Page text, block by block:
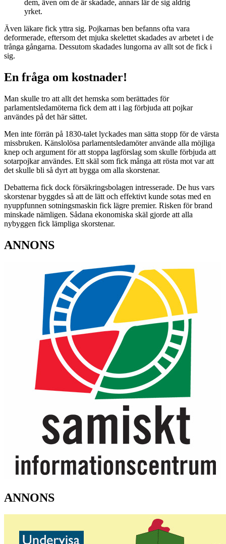
dem, även om de är skadade, annars lär de sig aldrig
yrket.
Även läkare fick yttra sig. Pojkarnas ben befanns ofta vara
deformerade, eftersom det mjuka skelettet skadades av arbetet i de
trånga gångarna. Dessutom skadades lungorna av allt sot de fick i
sig.
En fråga om kostnader!
Man skulle tro att allt det hemska som berättades för
parlamentsledamöterna fick dem att i lag förbjuda att pojkar
användes på det här sättet.
Men inte förrän på 1830-talet lyckades man sätta stopp för de värsta
missbruken. Känslolösa parlamentsledamöter använde alla möjliga
knep och argument för att stoppa lagförslag som skulle förbjuda att
sotarpojkar användes. Ett skäl som fick många att rösta mot var att
det skulle bli så dyrt att bygga om alla skorstenar.
Debatterna fick dock försäkringsbolagen intresserade. De hus vars
skorstenar byggdes så att de lätt och effektivt kunde sotas med en
nyuppfunnen sotningsmaskin fick lägre premier. Risken för brand
minskade nämligen. Sådana ekonomiska skäl gjorde att alla
nybyggen fick lämpliga skorstenar.
ANNONS
ANNONS